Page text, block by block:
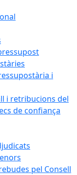
i
i retribucions del
de confiança
pel Consell